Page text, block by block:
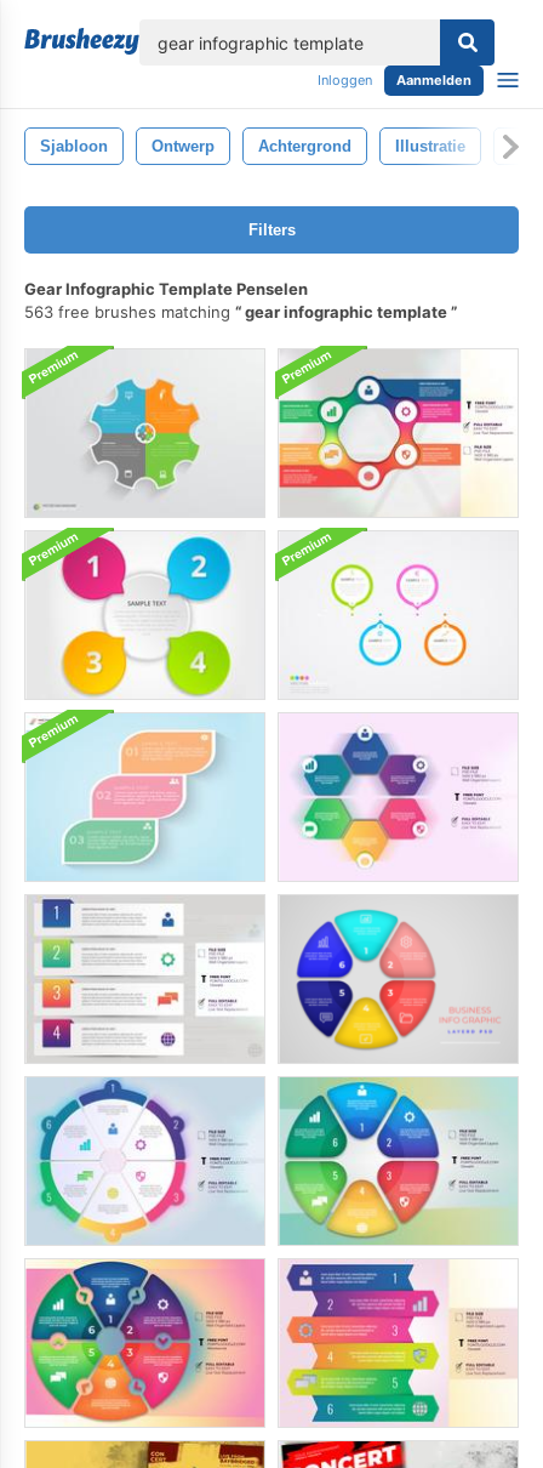
Inloggen Aanmelden
Sjabloon Ontwerp Achtergrond Illustratie
Filters
Gear Infographic Template Penselen
563 free brushes matching
gear infographic template